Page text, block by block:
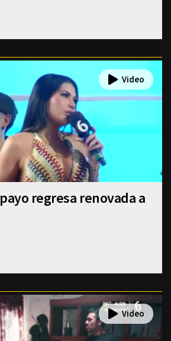
regresa renovada a